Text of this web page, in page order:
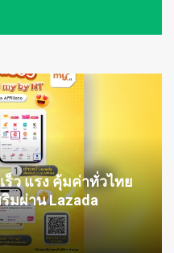
ใบอนุญาตครบชุดในไทย
มเปิดตัวฟีเจอร์บัญชีหลายสกุล
ำหรับบุคคลทั่วไปและภาค
งเสริมการค้าระหว่างประเทศ
รวงพาณิชย์ ปักธงไทยสู่
Hub’ แห่งเอเชีย ในงาน
Night Hong Kong 2026 ชู
าสตร์ 4 Pillars และศักยภาพ
ขยายโอกาสธุรกิจบันเทิง
ร็ว แรง คุ้มค่าทั่วไทย
มผ่าน Lazada